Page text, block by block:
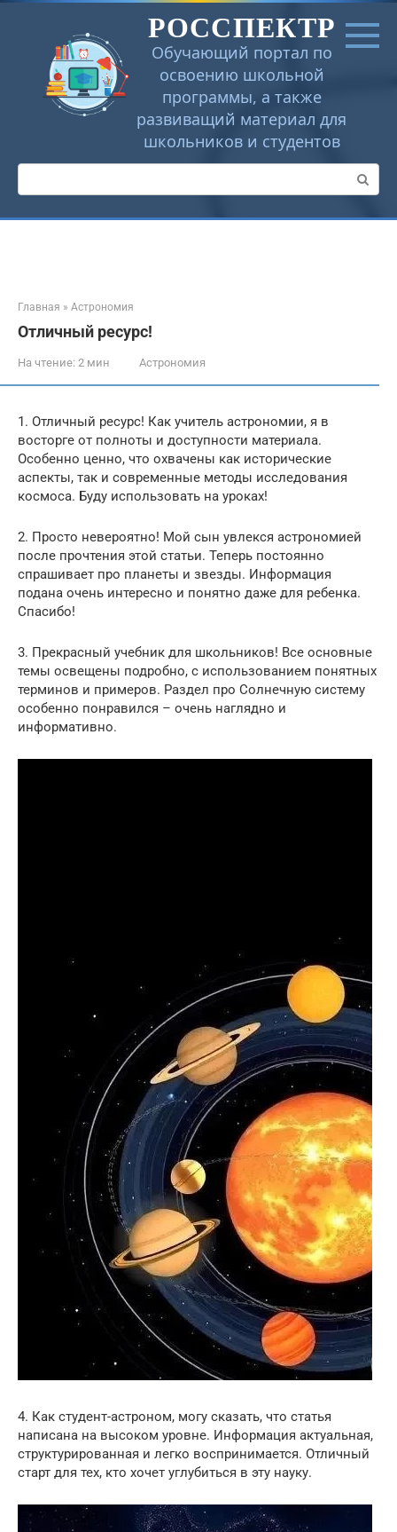
Перейти
РОССПЕКТР
Обучающий портал по
освоению школьной
программы, а также
развиващий материал для
школьников и студентов
Поиск:
Главная » Астрономия
Отличный ресурс!
На чтение: 2 мин Астрономия
1. Отличный ресурс! Как учитель астрономии, я в
восторге от полноты и доступности материала.
Особенно ценно, что охвачены как исторические
аспекты, так и современные методы исследования
космоса. Буду использовать на уроках!
2. Просто невероятно! Мой сын увлекся астрономией
после прочтения этой статьи. Теперь постоянно
спрашивает про планеты и звезды. Информация
подана очень интересно и понятно даже для ребенка.
Спасибо!
3. Прекрасный учебник для школьников! Все основные
темы освещены подробно, с использованием понятных
терминов и примеров. Раздел про Солнечную систему
особенно понравился – очень наглядно и
информативно.
4. Как студент-астроном, могу сказать, что статья
написана на высоком уровне. Информация актуальная,
структурированная и легко воспринимается. Отличный
старт для тех, кто хочет углубиться в эту науку.